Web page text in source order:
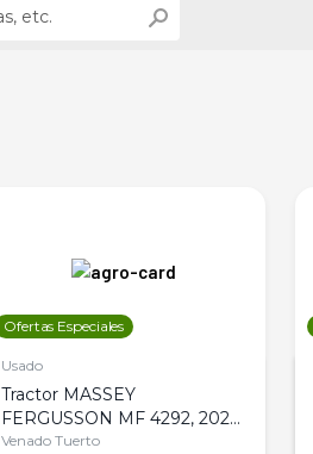
Ofertas Especiales
Usado
Tractor MASSEY
FERGUSSON MF 4292, 2020,
4WD, PATON
Venado Tuerto